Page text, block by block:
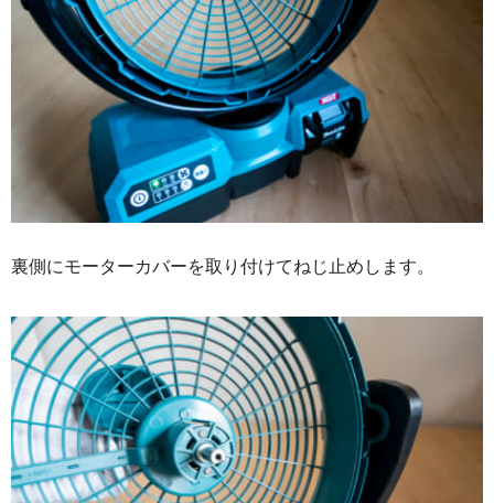
裏側にモーターカバーを取り付けてねじ止めします。